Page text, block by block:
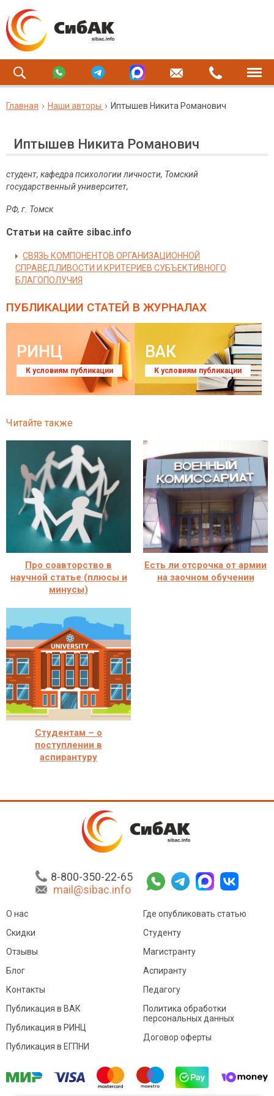
Главная Наши авторы Иптышев Никита Романович
Иптышев Никита Романович
студент, кафедра психологии личности, Томский
государственный университет,
РФ, г. Томск
Статьи на сайте sibac.info
СВЯЗЬ КОМПОНЕНТОВ ОРГАНИЗАЦИОННОЙ
СПРАВЕДЛИВОСТИ И КРИТЕРИЕВ СУБЪЕКТИВНОГО
БЛАГОПОЛУЧИЯ
ПУБЛИКАЦИИ СТАТЕЙ В ЖУРНАЛАХ
РИНЦ
К условиям публикации
ВАК
К условиям публикации
Читайте также
Про соавторство в
научной статье (плюсы и
минусы)
Есть ли отсрочка от армии
на заочном обучении
Студентам – о
поступлении в
аспирантуру
8-800-350-22-65
mail@sibac.info
О нас
Скидки
Отзывы
Блог
Контакты
Где опубликовать статью
Студенту
Магистранту
Аспиранту
Педагогу
Публикация в ВАК
Публикация в РИНЦ
Публикация в ЕГПНИ
Политика обработки
персональных данных
Договор оферты